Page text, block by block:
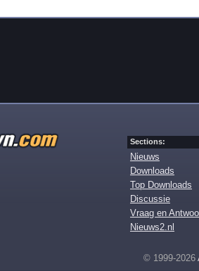
Sections:
Nieuws
Downloads
Top Downloads
Discussie
Vraag en
Nieuws2.nl
© 1999-2026